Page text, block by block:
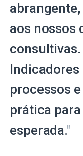
aos nossos
processos
prática
esperada."